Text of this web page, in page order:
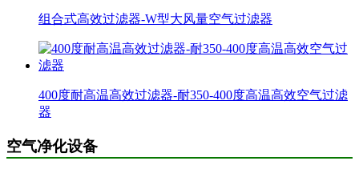
组合式高效过滤器-W型大风量空气过滤器
400度耐高温高效过滤器-耐350-400度高温高效空气过滤
器
空气净化设备